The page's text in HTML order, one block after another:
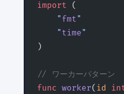
import (
    "
fmt"
    "
time"
)
// ワーカーパターン
func worker( id